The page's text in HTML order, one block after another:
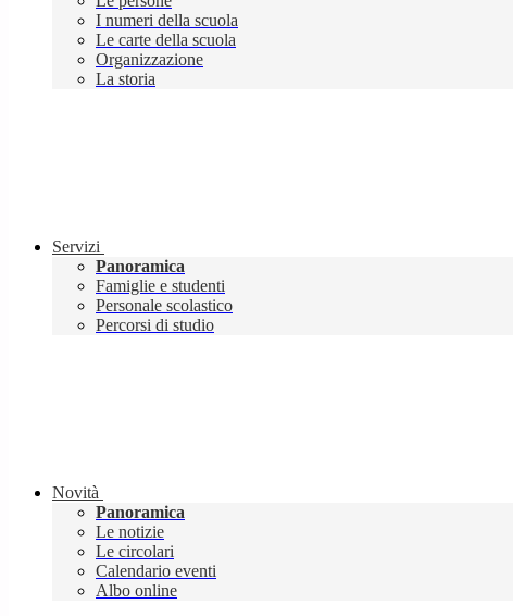
I numeri della scuola
Le carte della scuola
Organizzazione
La storia
Servizi
Panoramica
Famiglie e studenti
Personale scolastico
Percorsi di studio
Novità
Panoramica
Le notizie
Le circolari
Calendario eventi
Albo online